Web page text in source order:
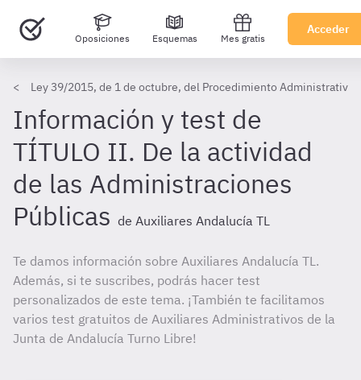
Oposiciones Esquemas Mes gratis
Acceder
Ley 39/2015, de 1 de octubre, del Procedimiento Administrativo
Información y test de
TÍTULO II. De la actividad
de las Administraciones
Públicas de Auxiliares Andalucía TL
Te damos información sobre Auxiliares Andalucía TL.
Además, si te suscribes, podrás hacer test
personalizados de este tema. ¡También te facilitamos
varios test gratuitos de Auxiliares Administrativos de la
Junta de Andalucía Turno Libre!